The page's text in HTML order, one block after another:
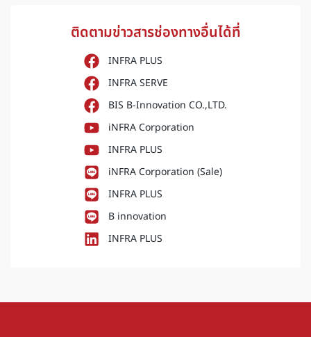
ติดตามข่าวสารช่องทางอื่นได้ที่
INFRA PLUS
INFRA SERVE
BIS B-Innovation CO.,LTD.
iNFRA Corporation
INFRA PLUS
iNFRA Corporation (Sale)
INFRA PLUS
B innovation
INFRA PLUS